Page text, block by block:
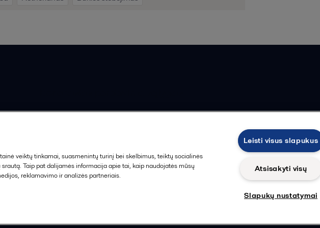
veiktų tinkamai, suasmenintų turinį bei skelbimus, teiktų socialinės
Taip pat dalijamės informacija apie tai, kaip naudojatės mūsų
reklamavimo ir analizės partneriais.
Leisti visus slapukus
Atsisakyti visų
Slapukų nustatymai